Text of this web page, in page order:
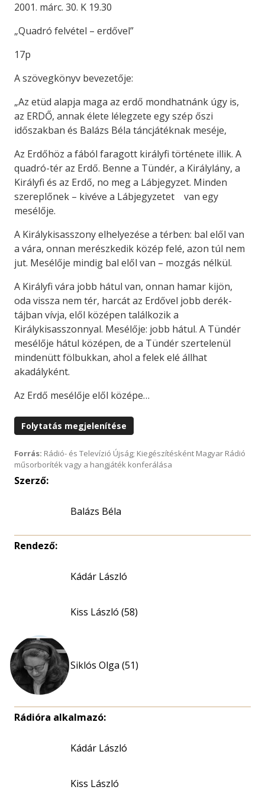
2001. márc. 30. K 19.30
„Quadró felvétel – erdővel”
17p
A szövegkönyv bevezetője:
„Az etüd alapja maga az erdő mondhatnánk úgy is,
az ERDŐ, annak élete lélegzete egy szép őszi
időszakban és Balázs Béla táncjátéknak meséje,
Az Erdőhöz a fából faragott királyfi története illik. A
quadró-tér az Erdő. Benne a Tündér, a Királylány, a
Királyfi és az Erdő, no meg a Lábjegyzet. Minden
szereplőnek – kivéve a Lábjegyzetet van egy
mesélője.
A Királykisasszony elhelyezése a térben: bal elől van
a vára, onnan merészkedik közép felé, azon túl nem
jut. Mesélője mindig bal elől van – mozgás nélkül.
A Királyfi vára jobb hátul van, onnan hamar kijön,
oda vissza nem tér, harcát az Erdővel jobb derék-
tájban vívja, elől középen találkozik a
Királykisasszonnyal. Mesélője: jobb hátul. A Tündér
mesélője hátul középen, de a Tündér szertelenül
mindenütt fölbukkan, ahol a felek elé állhat
akadályként.
Az Erdő mesélője elől középe…
Folytatás megjelenítése
Forrás: Rádió- és Televízió Újság; Kiegészítésként Magyar Rádió
műsorboríték vagy a hangjáték konferálása
Szerző:
Balázs Béla
Rendező:
Kádár László
Kiss László (58)
Siklós Olga (51)
Rádióra alkalmazó:
Kádár László
Kiss László